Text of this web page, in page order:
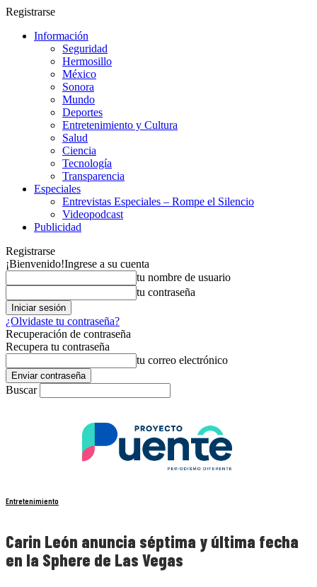
Registrarse
Información
Seguridad
Hermosillo
México
Sonora
Mundo
Deportes
Entretenimiento y Cultura
Salud
Ciencia
Tecnología
Transparencia
Especiales
Entrevistas Especiales – Rompe el Silencio
Videopodcast
Publicidad
Registrarse
¡Bienvenido!Ingrese a su cuenta
tu nombre de usuario
tu contraseña
¿Olvidaste tu contraseña?
Recuperación de contraseña
Recupera tu contraseña
tu correo electrónico
Buscar
Entretenimiento
Carin León anuncia séptima y última fecha
en la Sphere de Las Vegas